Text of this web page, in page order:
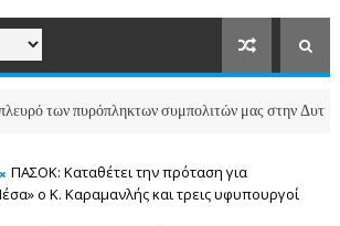
πυρόπληκτων συμπολιτών μας στην Δυτική Αττική
ΠΑΣΟΚ: Καταθέτει την πρόταση για
ο Κ. Καραμανλής και τρεις υφυπουργοί